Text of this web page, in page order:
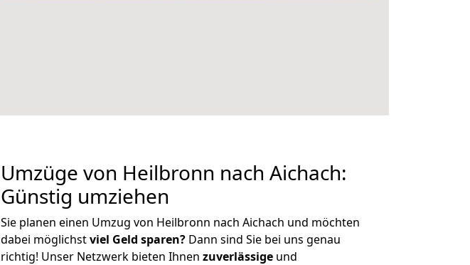
Umzüge von Heilbronn nach Aichach:
Günstig umziehen
Sie planen einen Umzug von Heilbronn nach Aichach und möchten
dabei möglichstviel Geld sparen? Dann sind Sie bei uns genau
richtig! Unser Netzwerk bieten Ihnen zuverlässige und